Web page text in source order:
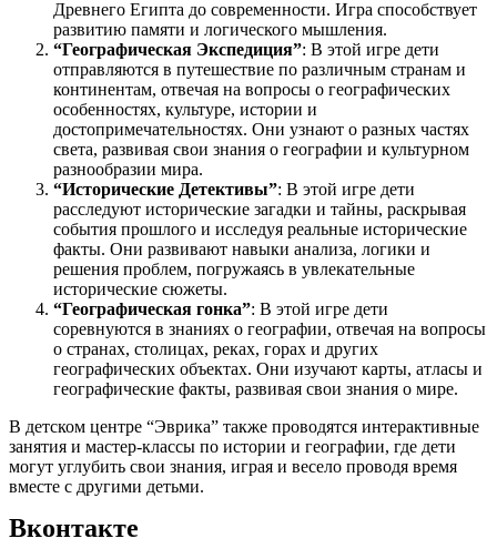
Древнего Египта до современности. Игра способствует
развитию памяти и логического мышления.
“Географическая Экспедиция”: В этой игре дети
отправляются в путешествие по различным странам и
континентам, отвечая на вопросы о географических
особенностях, культуре, истории и
достопримечательностях. Они узнают о разных частях
света, развивая свои знания о географии и культурном
разнообразии мира.
“Исторические Детективы”: В этой игре дети
расследуют исторические загадки и тайны, раскрывая
события прошлого и исследуя реальные исторические
факты. Они развивают навыки анализа, логики и
решения проблем, погружаясь в увлекательные
исторические сюжеты.
“Географическая гонка”: В этой игре дети
соревнуются в знаниях о географии, отвечая на вопросы
о странах, столицах, реках, горах и других
географических объектах. Они изучают карты, атласы и
географические факты, развивая свои знания о мире.
В детском центре “Эврика” также проводятся интерактивные
занятия и мастер-классы по истории и географии, где дети
могут углубить свои знания, играя и весело проводя время
вместе с другими детьми.
Вконтакте